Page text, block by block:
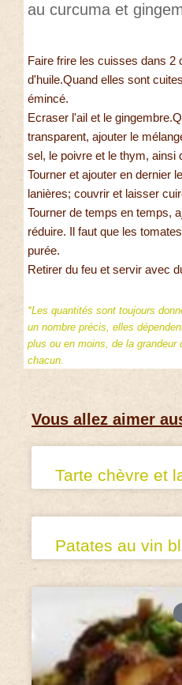
au curcuma et
Faire frire les cuisses dans 2
d'huile.Quand elles sont
émincé.
Ecraser l'ail et le
transparent, ajouter le
sel, le poivre et le thym, ainsi
Tourner et ajouter en dernier
lanières; couvrir et laisser
Tourner de temps en temps,
réduire. Il faut que les
purée.
Retirer du feu et servir avec
*Les quantités sont toujours
un nombre précis, elles
plus ou en moins, de la
chacun.
Vous allez aimer
Tarte chèvre et
Patates au vin